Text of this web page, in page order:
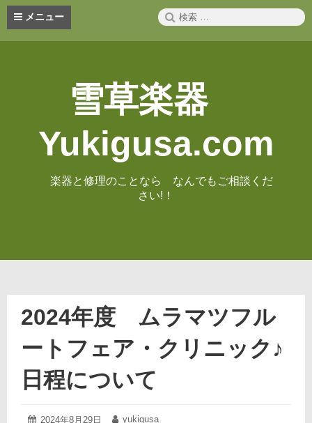
コ
メニュー
検
索:
雪草楽器
Yukigusa.com
楽器と修理のことなら なんでもご相談くだ
さい!！
2024年度 ムラマツフル
ートフェア・クリニック♪
日程について
投
2024年8月29日
2024 投
yukigusa